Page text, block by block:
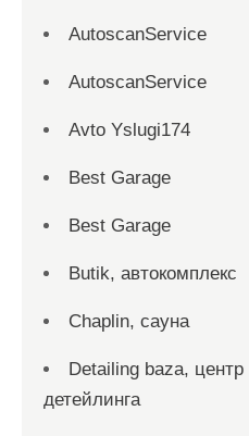
AutoscanService
AutoscanService
Avto Yslugi174
Best Garage
Best Garage
Butik, автокомплекс
Chaplin, сауна
Detailing baza, центр
детейлинга